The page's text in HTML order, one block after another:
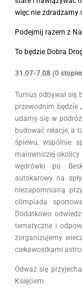
więc nie zdradzamy
Podejmij razem z
To będzie Dobra
31.07-7.08 (0
Turnus odbywał się
przewodnim będzie
udamy się w
budować relacje, a
śpiewu, wspólnie
malowniczej okolicy
wędrówki po
autokarowy na
niezapomnianą
olimpiada
Dodatkowo
tematyczne i
zorganizujemy
ciekawostkami
Odważ się
Księciem